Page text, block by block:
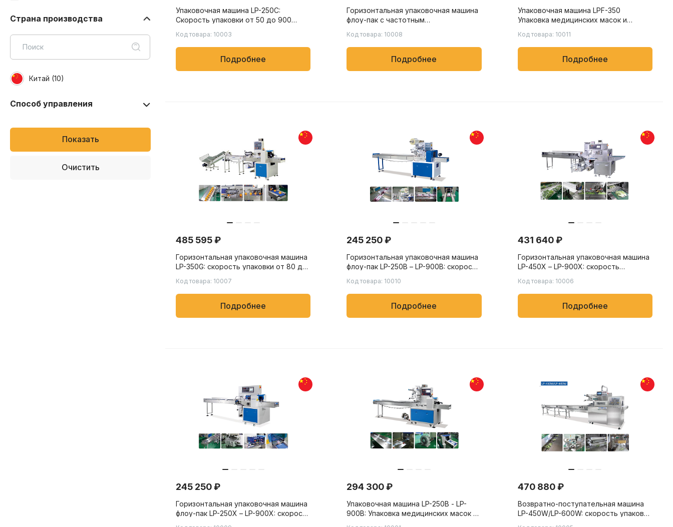
Страна производства
Китай (10)
Способ управления
Упаковочная машина LP-250C:
Скорость упаковки от 50 до 900
жевательной резинки и других
товаров
Код товара: 10003
Подробнее
Горизонтальная упаковочная машина
флоу-пак с частотным
900B: скорость упаковки от 20 до
230 пакетов/мин, для пищевых,
химических и бытовых товаров
Код товара: 10008
Подробнее
Упаковочная машина LPF-350
Упаковка медицинских масок и
пакеты флоу-пак. Скорость упаковки
от 80 до 150 пакетов/мин.
Код товара: 10011
Подробнее
485 595 ₽
Горизонтальная упаковочная машина
LP-350G: скорость упаковки от 80 до
фруктов, овощей и игрушек
Код товара: 10007
Подробнее
245 250 ₽
Горизонтальная упаковочная машина
флоу-пак LP-250B – LP-900B: скорость
для пищевых, химических и бытовых
товаров
Код товара: 10010
Подробнее
431 640 ₽
Горизонтальная упаковочная машина
LP-450X – LP-900X: скорость
для упаковки овощей, фруктов и
других продуктов
Код товара: 10006
Подробнее
245 250 ₽
Горизонтальная упаковочная машина
флоу-пак LP-250X – LP-900X: скорость
294 300 ₽
Упаковочная машина LP-250B - LP-
900B: Упаковка медицинских масок и
470 880 ₽
Возвратно-поступательная машина
LP-450W/LP-600W: скорость упаковки